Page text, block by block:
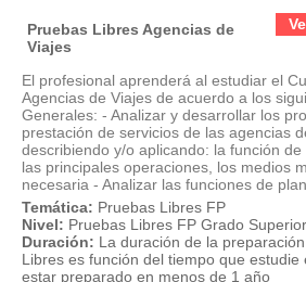
Pruebas Libres Agencias de
Viajes
El profesional aprenderá al estudiar el
Agencias de Viajes de acuerdo a los
Generales: - Analizar y desarrollar los
prestación de servicios de las agencias
describiendo y/o aplicando: la función de
las principales operaciones, los medios
necesaria - Analizar las funciones de
Temática: Pruebas Libres FP
Nivel: Pruebas Libres FP Grado Superior
Duración: La duración de la
Libres es función del tiempo que estudie
estar preparado en menos de 1 año